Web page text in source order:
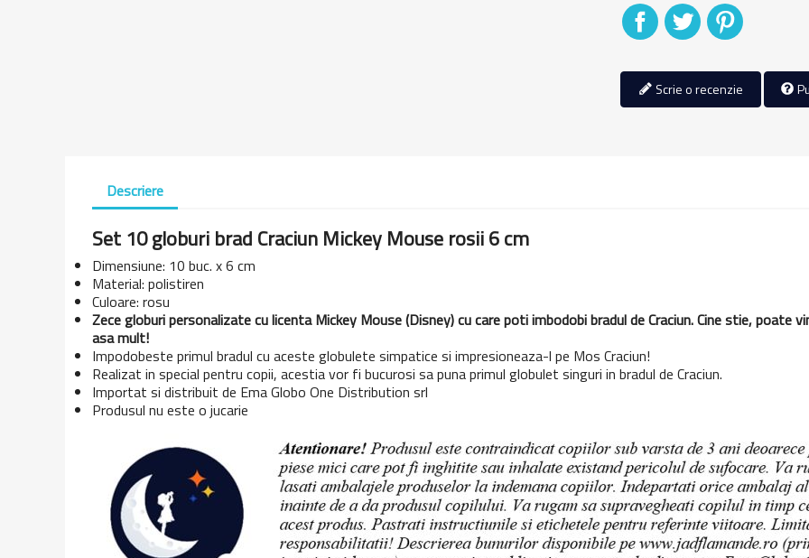
DistribuitiTweet
Scrie o recenzie
Descriere
Set 10 globuri brad Craciun Mickey Mouse rosii 6 cm
Dimensiune: 10 buc. x 6 cm
Material: polistiren
Culoare: rosu
Zece globuri personalizate cu licenta Mickey Mouse (Disney) cu care poti imbodobi bradul de Craciun. Cine stie, poate
asa mult!
Impodobeste primul bradul cu aceste globulete simpatice si impresioneaza-l pe Mos Craciun!
Realizat in special pentru copii, acestia vor fi bucurosi sa puna primul globulet singuri in bradul de Craciun.
Importat si distribuit de Ema Globo One Distribution srl
Produsul nu este o jucarie